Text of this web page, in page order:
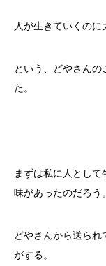
人が生きていくのに
という、どやさんの
た。
まずは私に人とし
味があったのだろう。
どやさんから送ら
がする。